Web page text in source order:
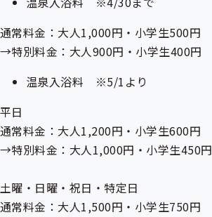
通常料金：大人1,000円・小学生500円
→特別料金：大人900円・小学生400円
温泉入浴料 ※5/1より
平日
通常料金：大人1,200円・小学生600円
→特別料金：大人1,000円・小学生450円
土曜・日曜・祝日・特定日
通常料金：大人1,500円・小学生750円